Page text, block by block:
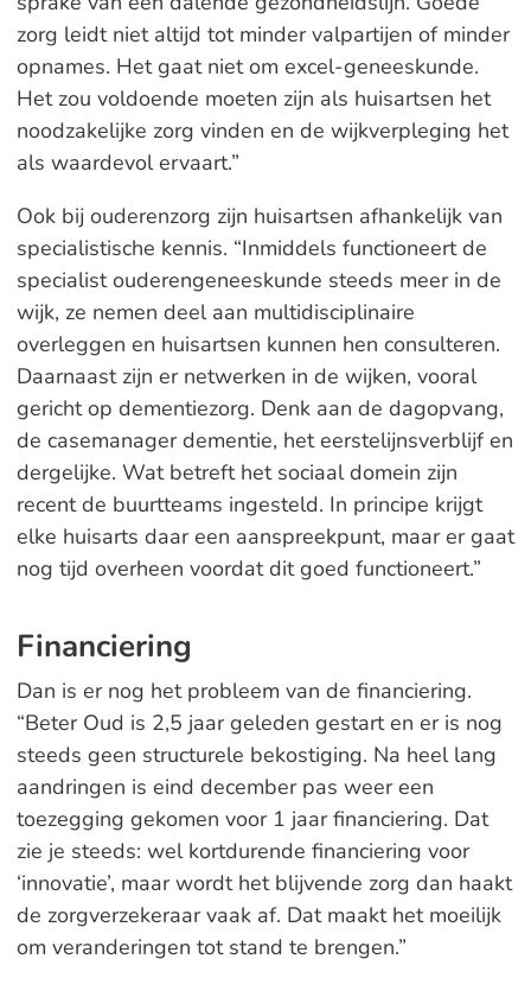
zorg leidt niet altijd tot minder valpartijen of minder
opnames. Het gaat niet om excel-geneeskunde.
Het zou voldoende moeten zijn als huisartsen het
noodzakelijke zorg vinden en de wijkverpleging het
als waardevol ervaart.”
Ook bij ouderenzorg zijn huisartsen afhankelijk van
specialistische kennis. “Inmiddels functioneert de
specialist ouderengeneeskunde steeds meer in de
wijk, ze nemen deel aan multidisciplinaire
overleggen en huisartsen kunnen hen consulteren.
Daarnaast zijn er netwerken in de wijken, vooral
gericht op dementiezorg. Denk aan de dagopvang,
de casemanager dementie, het eerstelijnsverblijf en
dergelijke. Wat betreft het sociaal domein zijn
recent de buurtteams ingesteld. In principe krijgt
elke huisarts daar een aanspreekpunt, maar er gaat
nog tijd overheen voordat dit goed functioneert.”
Financiering
Dan is er nog het probleem van de financiering.
“Beter Oud is 2,5 jaar geleden gestart en er is nog
steeds geen structurele bekostiging. Na heel lang
aandringen is eind december pas weer een
toezegging gekomen voor 1 jaar financiering. Dat
zie je steeds: wel kortdurende financiering voor
‘innovatie’, maar wordt het blijvende zorg dan haakt
de zorgverzekeraar vaak af. Dat maakt het moeilijk
om veranderingen tot stand te brengen.”